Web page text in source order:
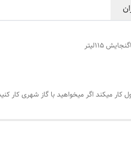
کار میکند اگر میخواهید با گاز شهری کار